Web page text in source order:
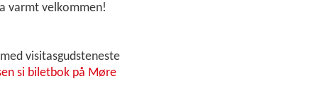
varmt velkommen!
visitasgudsteneste
si biletbok på Møre